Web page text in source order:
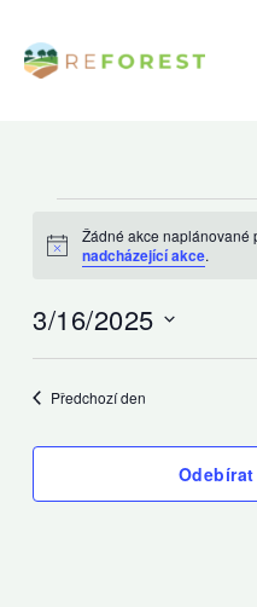
obsah
for
16,
Oznámení
Žádné akce
nadcházející akce.
3/16/2025
Vyberte
datum.
Předchozí den